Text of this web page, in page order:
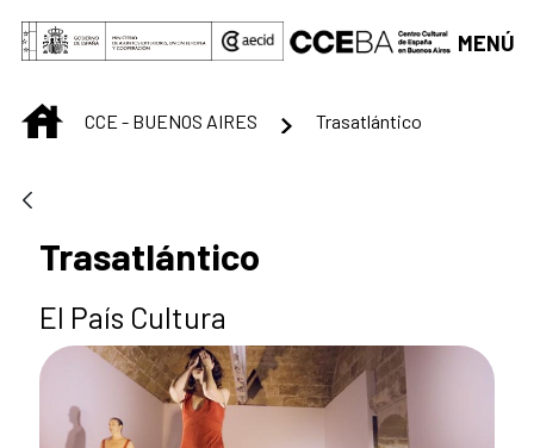
Saltar al contenido principal
MENÚ
INICIOCCE - BUENOS AIRES Trasatlántico
Trasatlántico
El País Cultura